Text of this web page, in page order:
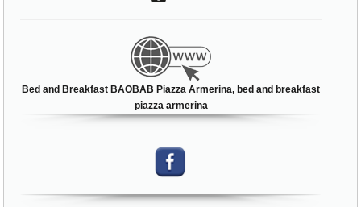
Bed and Breakfast BAOBAB Piazza Armerina, bed and breakfast
piazza armerina